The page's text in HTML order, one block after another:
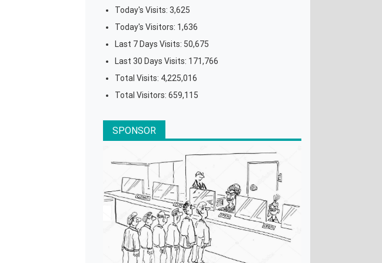
Today's Visits:3,625
Today's Visitors: 1,636
Last 7 Days Visits: 50,675
Last 30 Days Visits: 171,766
Total Visits: 4,225,016
Total Visitors:659,115
SPONSOR